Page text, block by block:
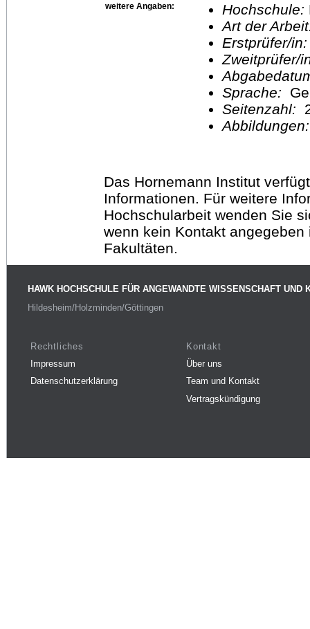
weitere Angaben: Hochschule:
Art der
Erstprüfer/
Sprache:
Seitenzahl:
Das Hornemann Institut
Informationen. Für weitere
Hochschularbeit wenden Sie
wenn kein Kontakt
Fakultäten.
HAWK HOCHSCHULE FÜR ANGEWANDTE WISSENSCHAFT UND
Hildesheim/Holzminden/Göttingen
Rechtliches
Impressum
Datenschutzerklärung
Kontakt
Über uns
Team und Kontakt
Vertragskündigung